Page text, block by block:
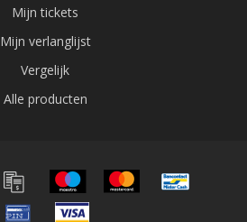
Mijn tickets
Mijn verlanglijst
Vergelijk
Alle producten